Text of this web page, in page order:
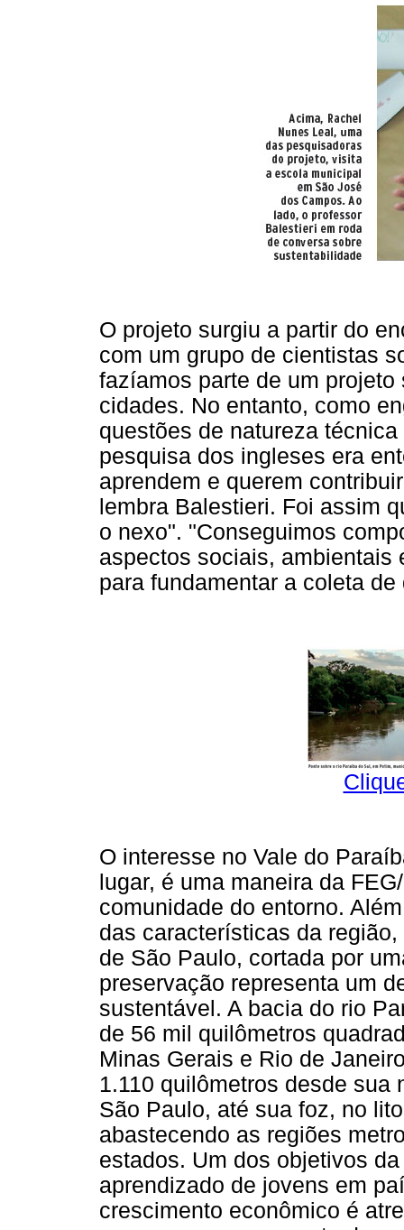
O projeto surgiu a partir do
com um grupo de cientistas
fazíamos parte de um
cidades. No entanto, como
questões de natureza
pesquisa dos ingleses era
aprendem e querem
lembra Balestieri. Foi assim
o nexo". "Conseguimos
aspectos sociais, ambientais
para fundamentar a coleta
O interesse no Vale do
lugar, é uma maneira da
comunidade do entorno.
das características da
de São Paulo, cortada por
preservação representa um
sustentável. A bacia do rio
de 56 mil quilômetros
Minas Gerais e Rio de
1.110 quilômetros desde sua
São Paulo, até sua foz, no
abastecendo as regiões
estados. Um dos objetivos
aprendizado de jovens em
crescimento econômico é